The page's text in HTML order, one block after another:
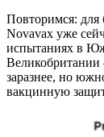
Повторимся:
Novavax уже
испытаниях в
заразнее, но
вакцинную